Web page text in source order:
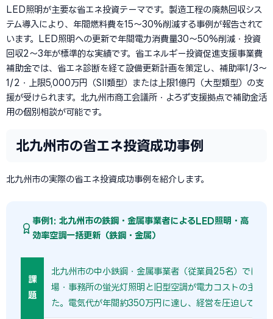
LED照明が主要な省エネ投資テーマです。製造工程の廃熱回収シス
テム導入により、年間燃料費を15〜30%削減する事例が報告されて
います。LED照明への更新で年間電力消費量30〜50%削減・投資
回収2〜3年が標準的な実績です。省エネルギー投資促進支援事業費
補助金では、省エネ診断を経て設備更新計画を策定し、補助率1/3〜
1/2・上限5,000万円（SII類型）または上限1億円（大型類型）の支
援が受けられます。北九州市商工会議所・よろず支援拠点で補助金活
用の個別相談が可能です。
北九州市の省エネ投資成功事例
北九州市の実際の省エネ投資成功事例を紹介します。
事例1: 北九州市の鉄鋼・金属事業者によるLED照明・高
効率空調一括更新（鉄鋼・金属）
課
題
北九州市の中小鉄鋼・金属事業者（従業員25名）では、
場・事務所の蛍光灯照明と旧型空調が電力コストの主因
た。電気代が年間約350万円に達し、経営を圧迫してい